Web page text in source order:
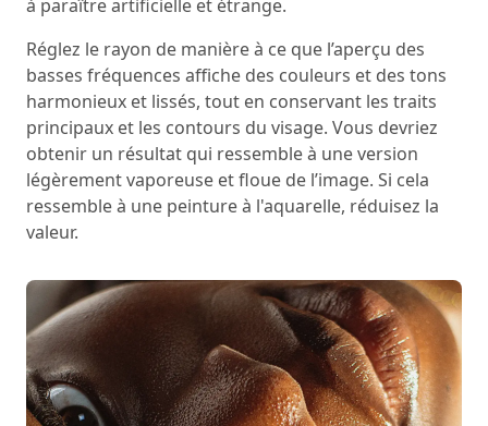
à paraître artificielle et étrange.
Réglez le rayon de manière à ce que l’aperçu des
basses fréquences affiche des couleurs et des tons
harmonieux et lissés, tout en conservant les traits
principaux et les contours du visage. Vous devriez
obtenir un résultat qui ressemble à une version
légèrement vaporeuse et floue de l’image. Si cela
ressemble à une peinture à l'aquarelle, réduisez la
valeur.